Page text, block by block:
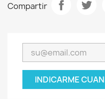
Compartir
INDICARME